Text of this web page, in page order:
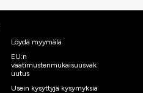
Löydä myymälä
EU:n
vaatimustenmukaisuusvak
uutus
Usein kysyttyjä kysymyksiä